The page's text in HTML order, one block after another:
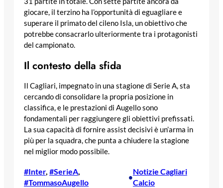
giocare, il terzino ha l’opportunità di eguagliare e
superare il primato del cileno Isla, un obiettivo che
potrebbe consacrarlo ulteriormente tra i protagonisti
del campionato.
Il contesto della sfida
Il Cagliari, impegnato in una stagione di Serie A, sta
cercando di consolidare la propria posizione in
classifica, e le prestazioni di Augello sono
fondamentali per raggiungere gli obiettivi prefissati.
La sua capacità di fornire assist decisivi è un’arma in
più per la squadra, che punta a chiudere la stagione
nel miglior modo possibile.
#Inter, #SerieA
#TommasoAugello
•
Notizie Cagliari
Calcio